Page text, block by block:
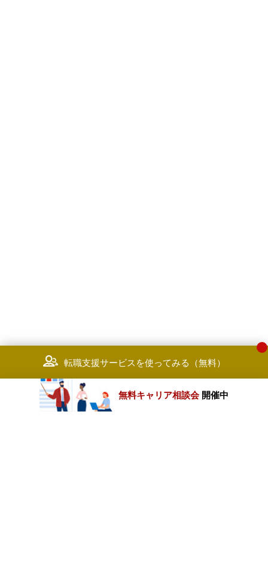
転職支援サービスを使ってみる（無料）
無料キャリア相談会 開催中